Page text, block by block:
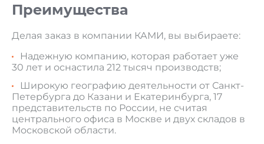
Преимущества
Делая заказ в компании КАМИ, вы выбираете:
Надежную компанию, которая работает уже
30 лет и оснастила 212 тысяч производств;
Широкую географию деятельности от Санкт-
Петербурга до Казани и Екатеринбурга, 17
представительств по России, не считая
центрального офиса в Москве и двух складов в
Московской области.